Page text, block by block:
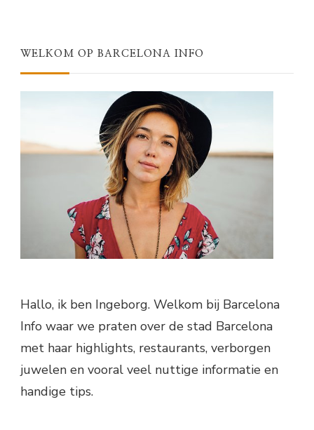
WELKOM OP BARCELONA INFO
Hallo, ik ben Ingeborg. Welkom bij Barcelona
Info waar we praten over de stad Barcelona
met haar highlights, restaurants, verborgen
juwelen en vooral veel nuttige informatie en
handige tips.